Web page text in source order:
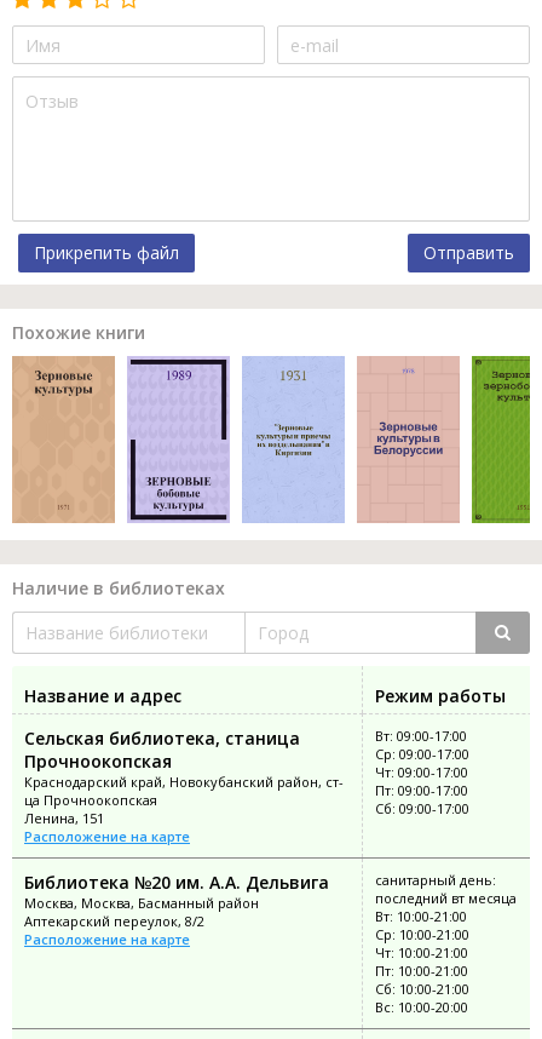
Прикрепить файл Отправить
Похожие книги
Наличие в библиотеках
Название и адрес
Режим работы
Сельская библиотека, станица
Прочноокопская
Краснодарский край, Новокубанский район, ст-
ца Прочноокопская
Ленина, 151
Расположение на карте
Вт: 09:00-17:00
Ср: 09:00-17:00
Чт: 09:00-17:00
Пт: 09:00-17:00
Сб: 09:00-17:00
Библиотека №20 им. А.А. Дельвига
Москва, Москва, Басманный район
Аптекарский переулок, 8/2
Расположение на карте
санитарный день:
последний вт месяца
Вт: 10:00-21:00
Ср: 10:00-21:00
Чт: 10:00-21:00
Пт: 10:00-21:00
Сб: 10:00-21:00
Вс: 10:00-20:00